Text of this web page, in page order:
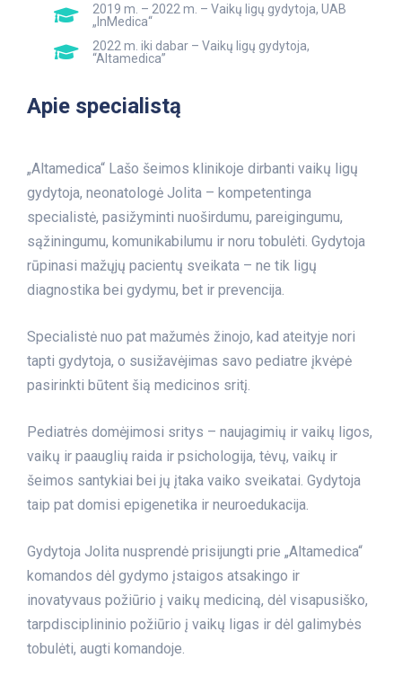
2019 m. – 2022 m. – Vaikų ligų gydytoja, UAB
„InMedica“
2022 m. iki dabar – Vaikų ligų gydytoja,
“Altamedica”
Apie specialistą
„Altamedica“ Lašo šeimos klinikoje dirbanti vaikų ligų
gydytoja, neonatologė Jolita – kompetentinga
specialistė, pasižyminti nuoširdumu, pareigingumu,
sąžiningumu, komunikabilumu ir noru tobulėti. Gydytoja
rūpinasi mažųjų pacientų sveikata – ne tik ligų
diagnostika bei gydymu, bet ir prevencija.
Specialistė nuo pat mažumės žinojo, kad ateityje nori
tapti gydytoja, o susižavėjimas savo pediatre įkvėpė
pasirinkti būtent šią medicinos sritį.
Pediatrės domėjimosi sritys – naujagimių ir vaikų ligos,
vaikų ir paauglių raida ir psichologija, tėvų, vaikų ir
šeimos santykiai bei jų įtaka vaiko sveikatai. Gydytoja
taip pat domisi epigenetika ir neuroedukacija.
Gydytoja Jolita nusprendė prisijungti prie „Altamedica“
komandos dėl gydymo įstaigos atsakingo ir
inovatyvaus požiūrio į vaikų mediciną, dėl visapusiško,
tarpdisciplininio požiūrio į vaikų ligas ir dėl galimybės
tobulėti, augti komandoje.